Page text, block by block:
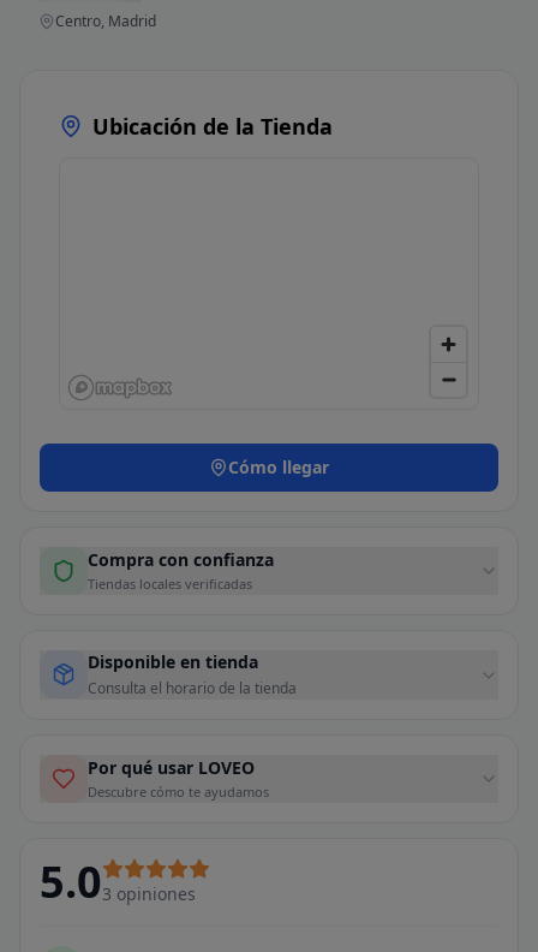
Centro, Madrid
Ubicación de la Tienda
Cómo llegar
Compra con confianza
Tiendas locales verificadas
Disponible en tienda
Consulta el horario de la tienda
Por qué usar LOVEO
Descubre cómo te ayudamos
5.03 opiniones